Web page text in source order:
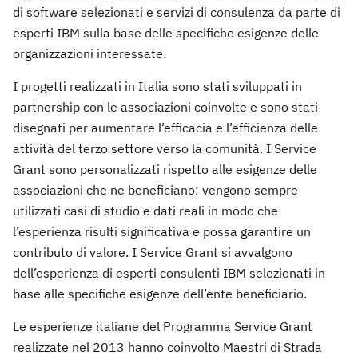
di software selezionati e servizi di consulenza da parte di
esperti IBM sulla base delle specifiche esigenze delle
organizzazioni interessate.
I progetti realizzati in Italia sono stati sviluppati in
partnership con le associazioni coinvolte e sono stati
disegnati per aumentare l’efficacia e l’efficienza delle
attività del terzo settore verso la comunità. I Service
Grant sono personalizzati rispetto alle esigenze delle
associazioni che ne beneficiano: vengono sempre
utilizzati casi di studio e dati reali in modo che
l’esperienza risulti significativa e possa garantire un
contributo di valore. I Service Grant si avvalgono
dell’esperienza di esperti consulenti IBM selezionati in
base alle specifiche esigenze dell’ente beneficiario.
Le esperienze italiane del Programma Service Grant
realizzate nel 2013 hanno coinvolto Maestri di Strada